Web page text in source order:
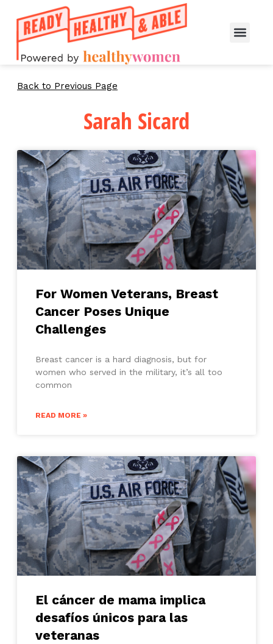
Back to Previous Page
Sarah Sicard
For Women Veterans, Breast
Cancer Poses Unique
Challenges
Breast cancer is a hard diagnosis, but for
women who served in the military, it’s all too
common
READ MORE »
El cáncer de mama implica
desafíos únicos para las
veteranas